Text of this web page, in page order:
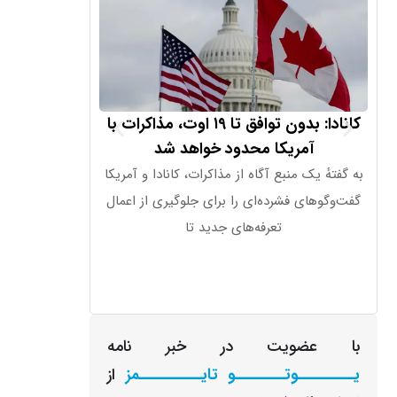
کانادا: بدون توافق تا ۱۹ اوت، مذاکرات با
آمریکا محدود خواهد شد
به گفتهٔ یک منبع آگاه از مذاکرات، کانادا و آمریکا
گفت‌وگوهای فشرده‌ای را برای جلوگیری از اعمال
تعرفه‌های جدید تا
با عضویت در خبر نامه
یـــــــــوتــــــــو تایــــــــــمزاز